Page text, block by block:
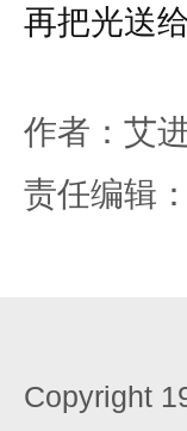
再把光送
作者：艾
责任编辑
Copyright